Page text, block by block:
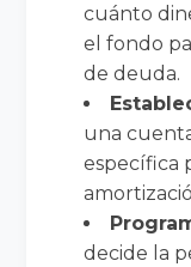
cuánto
el fondo
de deuda.
una
específica
decide la